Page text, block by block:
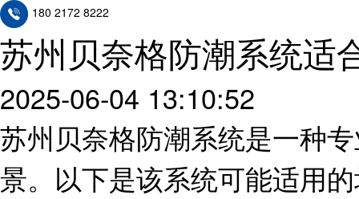
180 2172 8222
苏州贝奈格防潮系统适
2025-06-04 13:10:52
苏州贝奈格防潮系统是一种
景。以下是该系统可能适用